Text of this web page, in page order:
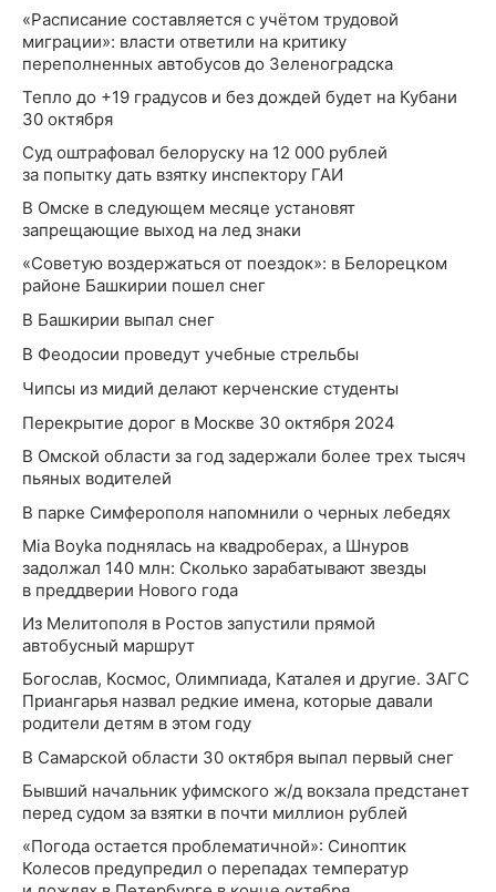
«Расписание составляется с учётом трудовой
миграции»: власти ответили на критику
переполненных автобусов до Зеленоградска
Тепло до +19 градусов и без дождей будет на Кубани
30 октября
Суд оштрафовал белоруску на 12 000 рублей
за попытку дать взятку инспектору ГАИ
В Омске в следующем месяце установят
запрещающие выход на лед знаки
«Советую воздержаться от поездок»: в Белорецком
районе Башкирии пошел снег
В Башкирии выпал снег
В Феодосии проведут учебные стрельбы
Чипсы из мидий делают керченские студенты
Перекрытие дорог в Москве 30 октября 2024
В Омской области за год задержали более трех тысяч
пьяных водителей
В парке Симферополя напомнили о черных лебедях
Mia Boyka поднялась на квадроберах, а Шнуров
задолжал 140 млн: Сколько зарабатывают звезды
в преддверии Нового года
Из Мелитополя в Ростов запустили прямой
автобусный маршрут
Богослав, Космос, Олимпиада, Каталея и другие. ЗАГС
Приангарья назвал редкие имена, которые давали
родители детям в этом году
В Самарской области 30 октября выпал первый снег
Бывший начальник уфимского ж/д вокзала предстанет
перед судом за взятки в почти миллион рублей
«Погода остается проблематичной»: Синоптик
Колесов предупредил о перепадах температур